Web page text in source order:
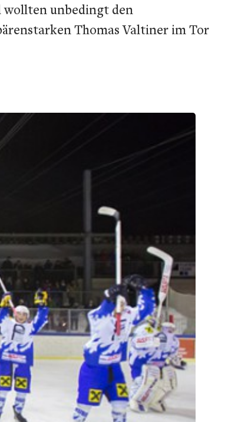
wollten unbedingt den
Thomas Valtiner im Tor